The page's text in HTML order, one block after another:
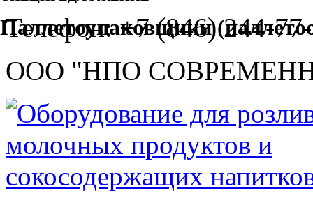
Телефон:+7 (846) 244-
ООО "НПО
Паллетоупаковщики